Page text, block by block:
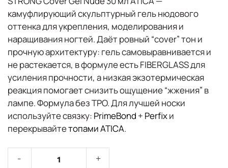
камуфлирующий скульптурный гель нюдового
оттенка дляукрепления, моделированияи
наращиванияногтей. Даёт ровный “cover” тон и
прочную архитектуру: гельсамовыравниваетсяи
не растекается, в формуле естьFIBERGLASSдля
усиления прочности, а низкая экзотермическая
реакция помогает снизить ощущение “жжения” в
лампе. Формулабез TPO. Для лучшей носки
используйте связку: PrimeBond + Perfixи
перекрывайтетопами ATICA.